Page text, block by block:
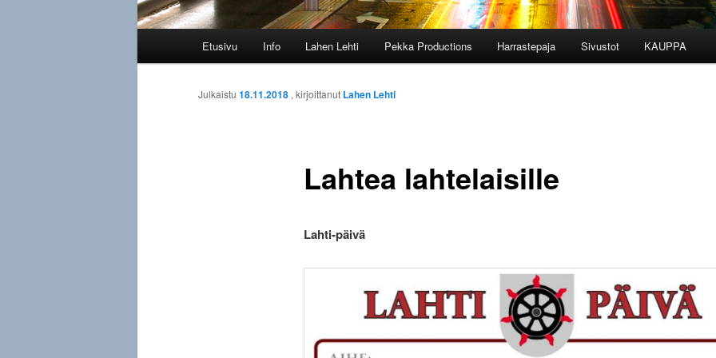
Etusivu Info Lahen Lehti Pekka Productions Harrastepaja Sivustot KAUPPA
Lahtea lahtelaisille
Julkaistu 18.11.2018 , kirjoittanut Lahen Lehti
Lahti-päivä